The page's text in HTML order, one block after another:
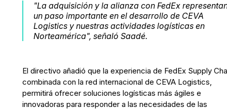
"La adquisición y la alianza con FedEx
un paso importante en el desarrollo de CEVA
Logistics y nuestras actividades logísticas en
Norteamérica", señaló Saadé.
El directivo añadió que la experiencia de FedEx Supply
combinada con la red internacional de CEVA Logistics,
permitirá ofrecer soluciones logísticas más ágiles e
innovadoras para responder a las necesidades de las